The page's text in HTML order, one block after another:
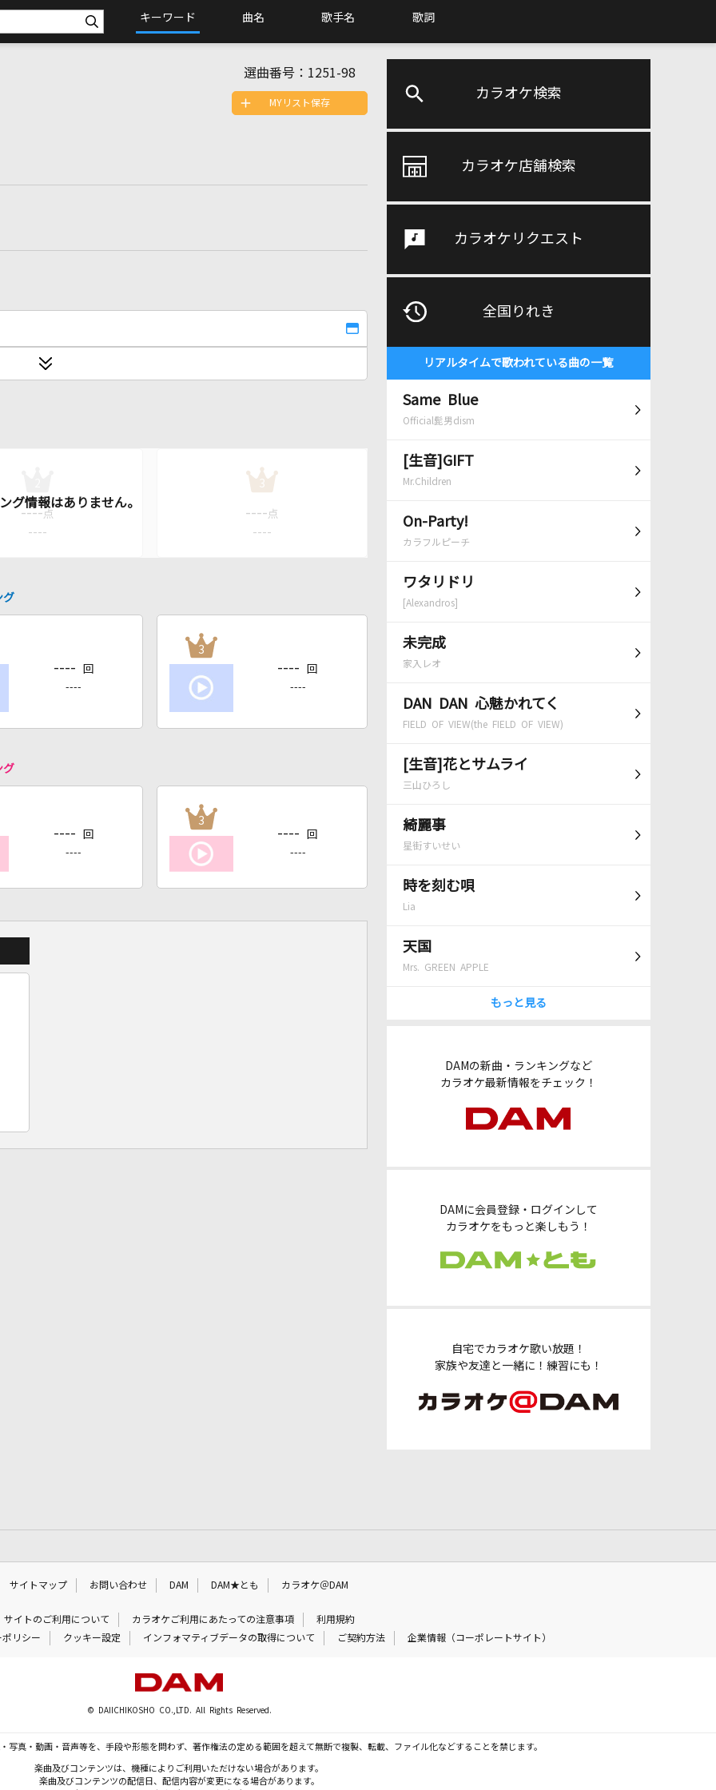
キーワード 曲名 歌手名 歌詞
カラオケ検索
カラオケ店舗検索
カラオケリクエスト
全国りれき
リアルタイムで歌われている曲の一覧
Same Blue
Official髭男dism
[生音]GIFT
Mr.Children
On-Party!
カラフルピーチ
ワタリドリ
[Alexandros]
未完成
家入レオ
DAN DAN 心魅かれてく
FIELD OF VIEW(the FIELD OF VIEW)
[生音]花とサムライ
三山ひろし
綺麗事
星街すいせい
時を刻む唄
Lia
天国
Mrs. GREEN APPLE
もっと見る
DAMの新曲・ランキングなど
カラオケ最新情報をチェック！
DAMに会員登録・ログインして
カラオケをもっと楽しもう！
自宅でカラオケ歌い放題！
家族や友達と一緒に！練習にも！
選曲番号： 1251-98
MYリスト保存
---- 点
----
3
---- 点
----
グ
---- 回
----
3
---- 回
----
グ
---- 回
----
3
---- 回
----
サイトマップ お問い合わせ DAM DAM★とも カラオケ＠DAM
サイトのご利用について カラオケご利用にあたっての注意事項
利用規約
リシー
クッキー設定 インフォマティブデータの取得について ご契約方法 企業情報（コーポレートサイト）
© DAIICHIKOSHO CO.,LTD. All Rights Reserved.
写真・動画・音声等を、手段や形態を問わず、著作権法の定める範囲を超えて無断で複製、転載、ファイル化などすることを禁じます。
楽曲及びコンテンツは、機種によりご利用いただけない場合があります。
楽曲及びコンテンツの配信日、配信内容が変更になる場合があります。